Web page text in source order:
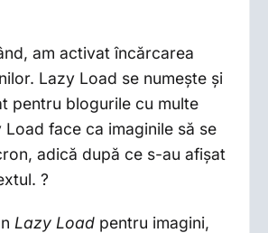
am activat încărcarea
Lazy Load se numește și
pentru blogurile cu multe
Load face ca imaginile să se
adică după ce s-au afișat
?
Lazy Load pentru imagini,